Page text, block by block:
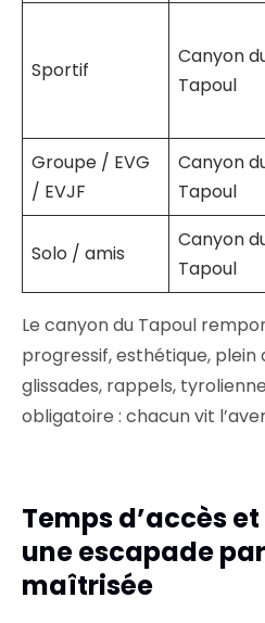
Sportif
Canyon
Tapoul
Groupe / EVG
/ EVJF
Canyon
Tapoul
Solo / amis
Canyon
Tapoul
Le canyon du Tapoul
progressif, esthétique, plein
glissades, rappels,
obligatoire : chacun vit
Temps d’accès
une escapade
maîtrisée